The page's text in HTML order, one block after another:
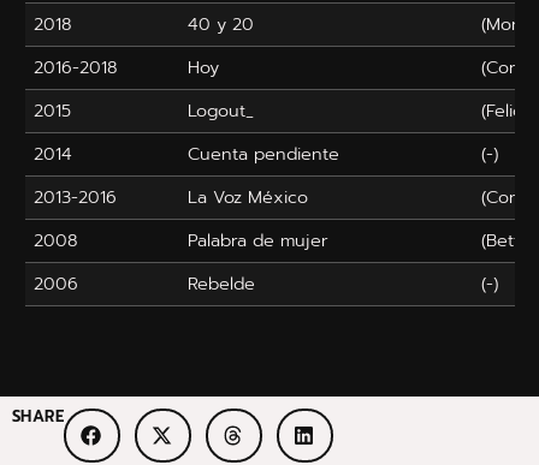
2018
40 y 20
2016-2018
Hoy
2015
Logout_
2014
Cuenta pendiente
(-)
2013-2016
La Voz México
2008
Palabra de mujer
(Betty
2006
Rebelde (-)
SHARE